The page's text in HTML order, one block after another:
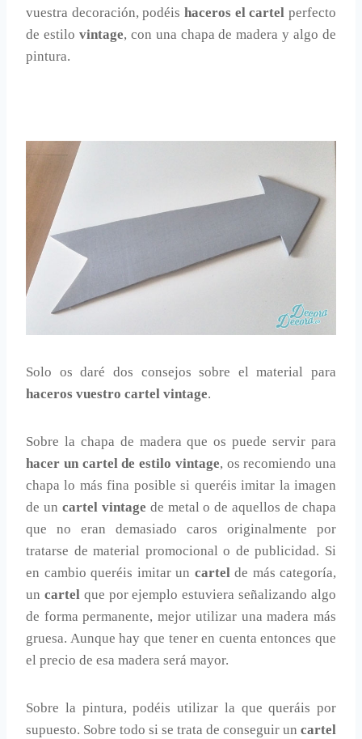
vuestra decoración, podéis haceros el cartel perfecto
de estilo vintage, con una chapa de madera y algo de
pintura.
Solo os daré dos consejos sobre el material para
haceros vuestro cartel vintage.
Sobre la chapa de madera que os puede servir para
hacer un cartel de estilo vintage, os recomiendo una
chapa lo más fina posible si queréis imitar la imagen
de un cartel vintage de metal o de aquellos de chapa
que no eran demasiado caros originalmente por
tratarse de material promocional o de publicidad. Si
en cambio queréis imitar un cartelde más categoría,
un cartelque por ejemplo estuviera señalizando algo
de forma permanente, mejor utilizar una madera más
gruesa. Aunque hay que tener en cuenta entonces que
el precio de esa madera será mayor.
Sobre la pintura, podéis utilizar la que queráis por
supuesto. Sobre todo si se trata de conseguir un cartel